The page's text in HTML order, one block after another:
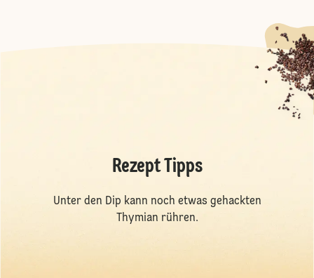
Rezept Tipps
Unter den Dip kann noch etwas gehackten
Thymian rühren.